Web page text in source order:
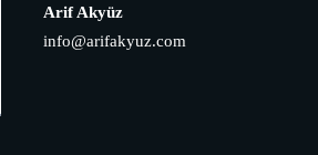
Arif Akyüz
info@arifakyuz.com